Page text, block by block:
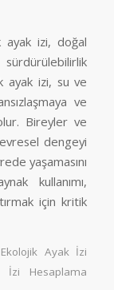
ayak izi, doğal
ayak izi, su ve
ve
Bireyler ve
dengeyi
yaşamasını
kullanımı,
için kritik
Ekolojik Ayak İzi
İzi Hesaplama